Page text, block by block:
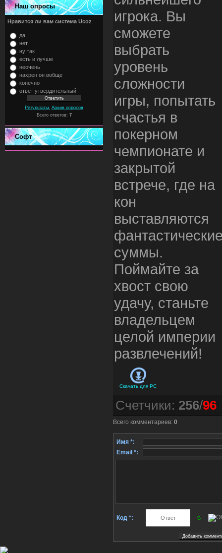
Наш опросы
Нравится ли вам система Ucoz
да
нет
ну так
есть и лучше
неочень
нахрен он вобще
конечно
ответ утвердительный
Результаты Архив опросов
Всего ответов: 7
Софт
игрока. Вы
сможете
выбрать
уровень
сложности
игры, попытать
счастья в
покерном
чемпионате и
закрытой
встрече, где на
кон
выставляются
суммы.
Поймайте за
хвост свою
удачу, станьте
владельцем
целой империи
развлечений!
Скачать для PC
Счетчики: 256/96
Всего комментариев: 0
Имя *:
Email *:
Код *: